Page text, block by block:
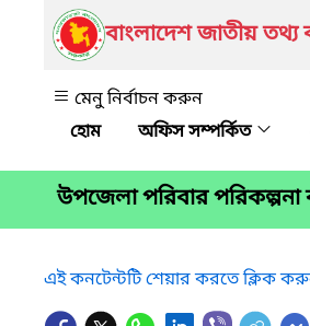
বাংলাদেশ জাতীয় তথ্য
মেনু নির্বাচন করুন
অফিস সম্পর্কিত
উপজেলা পরিবার পরিকল্পনা
এই কনটেন্টটি শেয়ার করতে ক্লিক